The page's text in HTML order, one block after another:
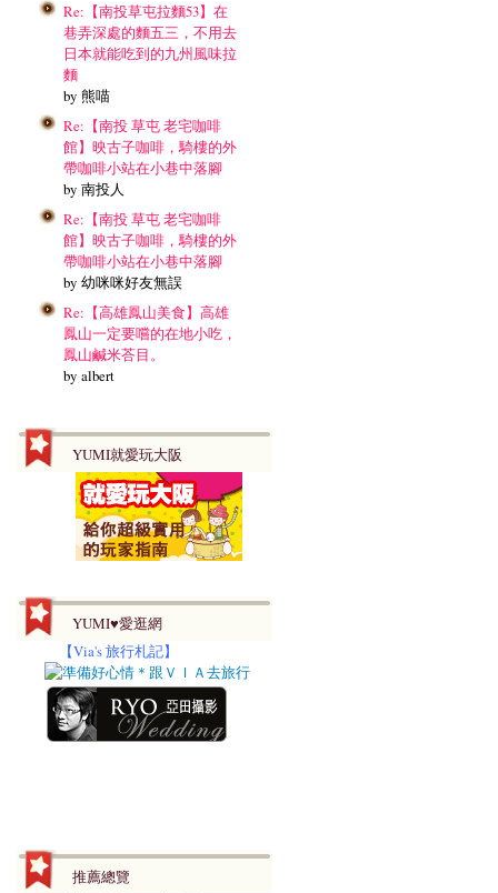
Re:【南投草屯拉麵53】在
巷弄深處的麵五三，不用去
日本就能吃到的九州風味拉
麵
by 熊喵
Re:【南投 草屯 老宅咖啡
館】映古子咖啡，騎樓的外
帶咖啡小站在小巷中落腳
by 南投人
Re:【南投 草屯 老宅咖啡
館】映古子咖啡，騎樓的外
帶咖啡小站在小巷中落腳
by 幼咪咪好友無誤
Re:【高雄鳳山美食】高雄
鳳山一定要嚐的在地小吃，
鳳山鹹米荅目。
by albert
YUMI就愛玩大阪
YUMI♥愛逛網
【Via's 旅行札記】
推薦總覽